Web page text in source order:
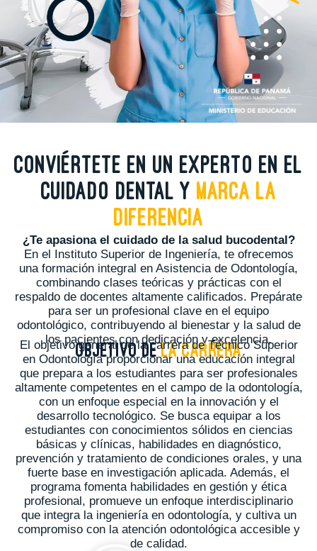
Conviértete en un experto en el
cuidado dental y marca la
diferencia
¿Te apasiona el cuidado de la salud bucodental?
En el Instituto Superior de Ingeniería, te ofrecemos
una formación integral en Asistencia de Odontología,
combinando clases teóricas y prácticas con el
respaldo de docentes altamente calificados. Prepárate
para ser un profesional clave en el equipo
odontológico, contribuyendo al bienestar y la salud de
los pacientes con dedicación y excelencia.
OBJETIVO DELA CARRERA
El objetivo general de la carrera de Técnico Superior
en Odontología proporcionar una educación integral
que prepara a los estudiantes para ser profesionales
altamente competentes en el campo de la odontología,
con un enfoque especial en la innovación y el
desarrollo tecnológico. Se busca equipar a los
estudiantes con conocimientos sólidos en ciencias
básicas y clínicas, habilidades en diagnóstico,
prevención y tratamiento de condiciones orales, y una
fuerte base en investigación aplicada. Además, el
programa fomenta habilidades en gestión y ética
profesional, promueve un enfoque interdisciplinario
que integra la ingeniería en odontología, y cultiva un
compromiso con la atención odontológica accesible y
de calidad.